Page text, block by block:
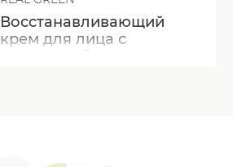
Восстанавливающий
крем для лица с